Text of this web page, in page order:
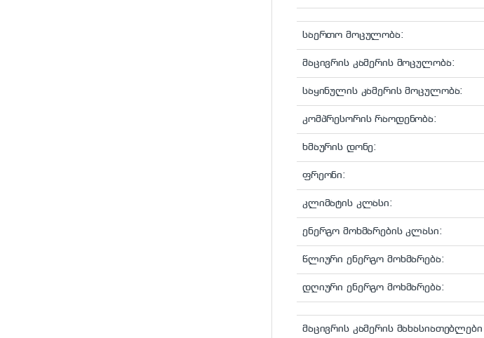
საერთო მოცულობა:
მაცივრის კამერის მოცულობა:
საყინულის კამერის მოცულობა:
კომპრესორის რაოდენობა:
ხმაურის დონე:
ფრეონი:
კლიმატის კლასი:
ენერგო მოხმარების კლასი:
წლიური ენერგო მოხმარება:
დღიური ენერგო მოხმარება:
მაცივრის კამერის მახასიათებლები